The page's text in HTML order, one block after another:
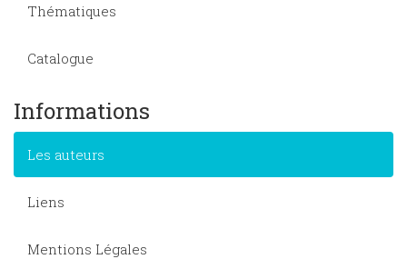
Thématiques
Catalogue
Informations
Les auteurs
Liens
Mentions Légales